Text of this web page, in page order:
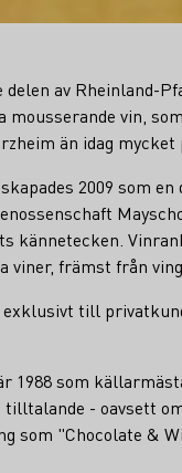
av Rheinland-
vin,
än idag
2009 som
viner, främst från
till
1988 som
- oavsett
"Chocolate &